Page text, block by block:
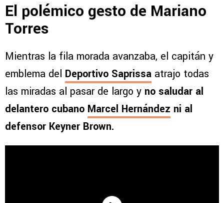
El polémico gesto de Mariano
Torres
Mientras la fila morada avanzaba, el capitán y
emblema del Deportivo Saprissa atrajo todas
las miradas al pasar de largo y no saludar al
delantero cubano Marcel Hernández ni al
defensor Keyner Brown.